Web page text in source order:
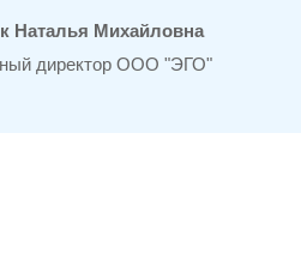
Наталья Михайловна
директор ООО "ЭГО"